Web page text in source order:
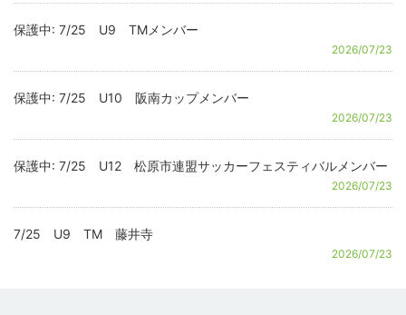
保護中: 7/25 U9 TMメンバー
2026/07/23
保護中: 7/25 U10 阪南カップメンバー
2026/07/23
保護中: 7/25 U12 松原市連盟サッカーフェスティバルメンバー
2026/07/23
7/25 U9 TM 藤井寺
2026/07/23